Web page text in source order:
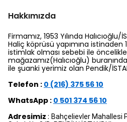
Hakkımızda
Firmamız, 1953 Yılında
Haliç köprüsü yapımına istinaden
istimlak olması sebebi ile
mağazamız(Halıcıoğlu)
ile şuanki yerimiz olan Pendik/
Telefon : 0 (216) 375 56 10
WhatsApp : 0 501 374 56 10
Adresimiz : Bahçelievler Mahallesi